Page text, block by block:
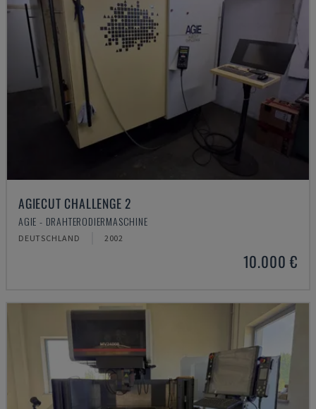
AGIECUT CHALLENGE 2
AGIE - DRAHTERODIERMASCHINE
DEUTSCHLAND 2002
10.000 €